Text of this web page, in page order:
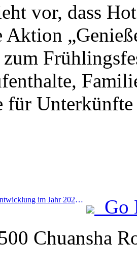
vor, dass
Aktion
für
Prev:Globale Hotelentwicklung im Jahr 2026: Shanghai belegt Platz eins bei der Anzahl neuer Zimmer
Go
Chuansha